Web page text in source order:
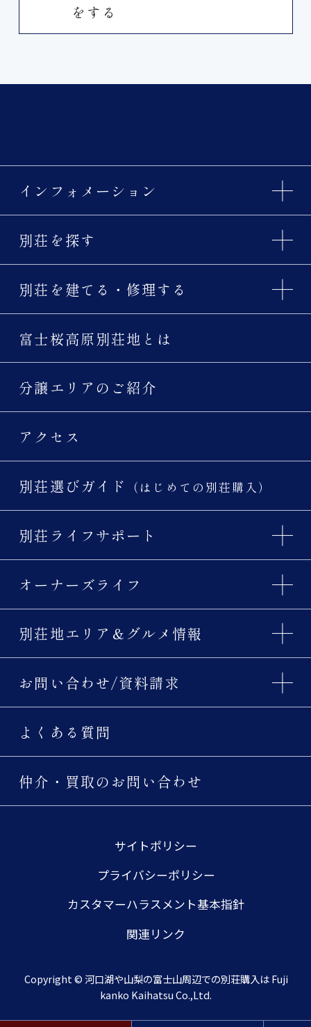
をする
インフォメーション
別荘を探す
別荘を建てる・修理する
富士桜高原別荘地とは
分譲エリアのご紹介
アクセス
別荘選びガイド （はじめての別荘購入）
別荘ライフサポート
オーナーズライフ
別荘地エリア＆グルメ情報
お問い合わせ/資料請求
よくある質問
仲介・買取のお問い合わせ
サイトポリシー
プライバシーポリシー
カスタマーハラスメント基本指針
関連リンク
Copyright © 河口湖や山梨の富士山周辺での別荘購入は Fuji
kanko Kaihatsu Co.,Ltd.